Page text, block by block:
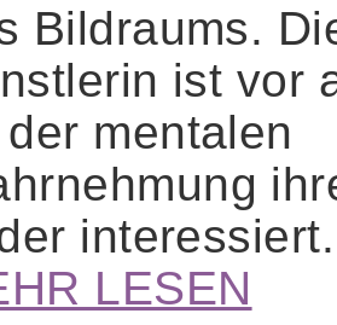
Bildraums.
ist vor
mentalen
LESEN